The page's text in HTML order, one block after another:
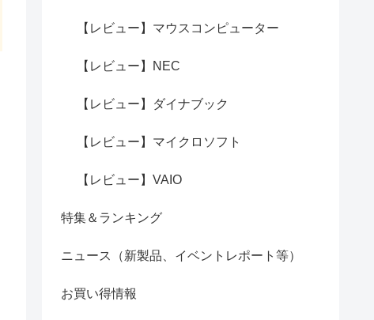
【レビュー】マウスコンピューター
【レビュー】NEC
【レビュー】ダイナブック
【レビュー】マイクロソフト
【レビュー】VAIO
特集＆ランキング
ニュース（新製品、イベントレポート等）
お買い得情報